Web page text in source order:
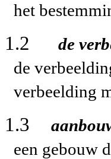
het
1.2
de
de
verbeelding
1.3
een gebouw